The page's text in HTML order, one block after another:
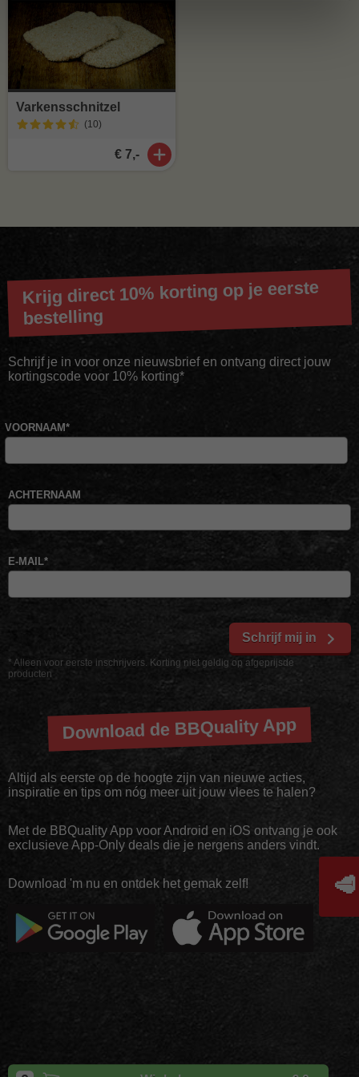
Varkensschnitzel
(10)
€ 7,-
Krijg direct 10% korting op je eerste
bestelling
Schrijf je in voor onze nieuwsbrief en ontvang direct jouw
kortingscode voor 10% korting*
* Alleen voor eerste inschrijvers. Korting niet geldig op afgeprijsde
producten
VOORNAAM*
ACHTERNAAM
E-MAIL*
Schrijf mij in
Download de BBQuality App
Altijd als eerste op de hoogte zijn van nieuwe acties,
inspiratie en tips om nóg meer uit jouw vlees te halen?
Met de BBQuality App voor Android en iOS ontvang je ook
exclusieve App-Only deals die je nergens anders vindt.
Download 'm nu en ontdek het gemak zelf! 🥩